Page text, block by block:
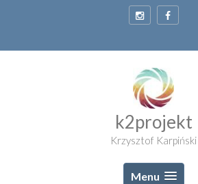
k2projekt
Krzysztof Karpiński
Menu